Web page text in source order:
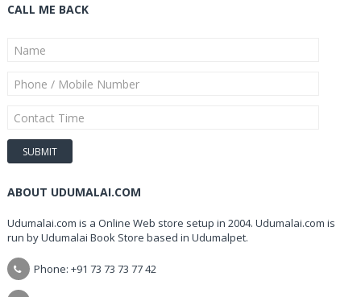
CALL ME BACK
ABOUT UDUMALAI.COM
Udumalai.com is a Online Web store setup in 2004. Udumalai.com is
run by Udumalai Book Store based in Udumalpet.
Phone: +91 73 73 73 77 42